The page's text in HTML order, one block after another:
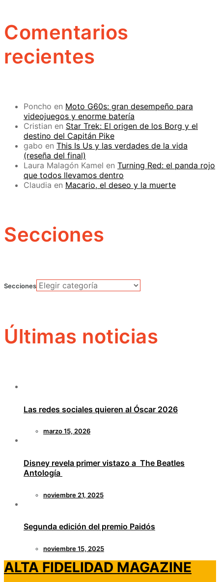
Comentarios
recientes
Poncho en Moto G60s: gran desempeño para
videojuegos y enorme batería
Cristian en Star Trek: El origen de los Borg y el
destino del Capitán Pike
gabo en This Is Us y las verdades de la vida
(reseña del final)
Laura Malagón Kamel en Turning Red: el panda rojo
que todos llevamos dentro
Claudia en Macario, el deseo y la muerte
Secciones
Secciones
Últimas noticias
Las redes sociales quieren al Óscar 2026
marzo 15, 2026
Disney revela primer vistazo a The Beatles
Antología
noviembre 21, 2025
Segunda edición del premio Paidós
noviembre 15, 2025
ALTA FIDELIDAD MAGAZINE